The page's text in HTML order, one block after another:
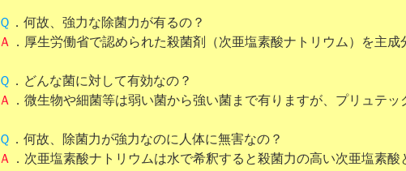
Ｑ ．何故、強力な除菌力が有るの？
Ａ
．厚生労働省で認められた殺菌剤（次亜塩素酸ナトリウム）を主
Ｑ ．どんな菌に対して有効なの？
Ａ
．微生物や細菌等は弱い菌から強い菌まで有りますが、プリュテ
Ｑ ．何故、除菌力が強力なのに人体に無害なの？
Ａ
．次亜塩素酸ナトリウムは水で希釈すると殺菌力の高い次亜塩素